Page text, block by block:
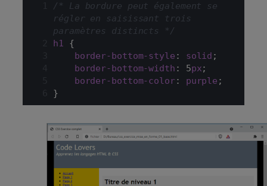
/* La bordure peut également se
régler en saisissant trois
paramètres distincts */
h1 {
border-bottom-style : solid ;
border-bottom-width : 5px;
border-bottom-color: purple ;
}